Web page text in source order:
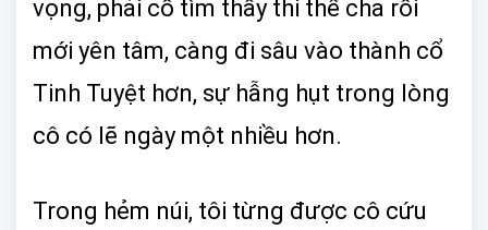
vọng, phải cố tìm thấy thi thể cha rồi
mới yên tâm, càng đi sâu vào thành cổ
Tinh Tuyệt hơn, sự hẫng hụt trong lòng
cô có lẽ ngày một nhiều hơn.
Trong hẻm núi, tôi từng được cô cứu